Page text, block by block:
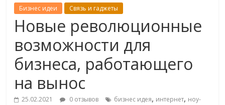
Бизнес идеи Связь и гаджеты
Новые революционные
возможности для
бизнеса, работающего
на вынос
25.02.2021 0 отзывов бизнес идея, интернет, ноу-